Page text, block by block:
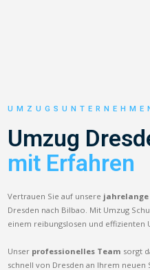
Umzug
mit Erfahren
Vertrauen Sie auf unsere
Dresden nach Bilbao. Mit Umzug
einem reibungslosen und effizienten
Unser professionelles Team sorgt
schnell von Dresden an Ihrem